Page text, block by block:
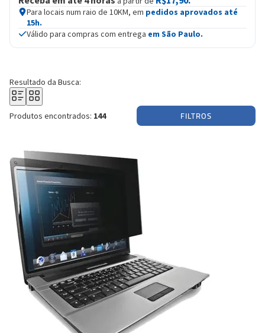
Para locais num raio de 10KM, em pedidos aprovados até
15h.
Válido para compras com entrega em São Paulo.
Resultado da Busca:
Produtos encontrados: 144 FILTROS